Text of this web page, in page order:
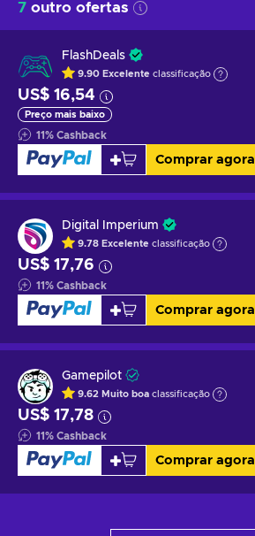
7 outro ofertas
FlashDeals
9.90 Excelente classificação
US$ 16,54
Preço mais baixo
11% Cashback
Comprar agora
Digital Imperium
9.78 Excelente classificação
US$ 17,76
11% Cashback
Comprar agora
Gamepilot
9.62 Muito boa classificação
US$ 17,78
11% Cashback
Comprar agora